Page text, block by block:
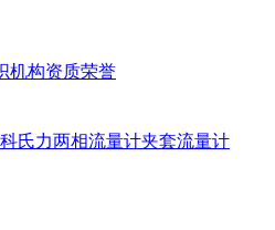
机构资质荣誉
科氏力两相流量计夹套流量计